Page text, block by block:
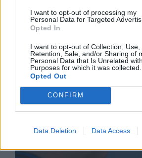
I want to opt-out of processing my
Personal Data for Targeted
Opted In
I want to opt-out of Collection, Use,
Retention, Sale, and/or Sharing of
Personal Data that Is Unrelated
Purposes for which it was collected.
Opted Out
CONFIRM
Data Deletion Data Access
07.08.2026 / 15:00